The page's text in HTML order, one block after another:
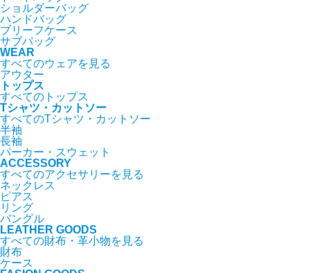
ショルダーバッグ
ハンドバッグ
ブリーフケース
サブバッグ
WEAR
すべてのウェアを見る
アウター
トップス
すべてのトップス
Tシャツ・カットソー
すべてのTシャツ・カットソー
半袖
長袖
パーカー・スウェット
ACCESSORY
すべてのアクセサリーを見る
ネックレス
ピアス
リング
バングル
LEATHER GOODS
すべての財布・革小物を見る
財布
ケース